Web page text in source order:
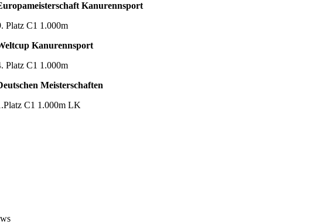
Kanurennsport
Platz C1 1.000m
Kanurennsport
Platz C1 1.000m
Meisterschaften
C1 1.000m LK